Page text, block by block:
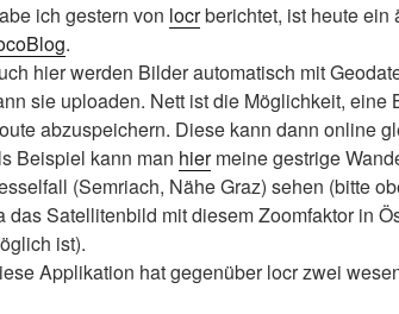
ich gestern von locrberichtet, ist heute ein
.
hier werden Bilder automatisch mit
sie uploaden. Nett ist die Möglichkeit, eine
abzuspeichern. Diese kann dann online
Beispiel kann man hiermeine gestrige
(Semriach, Nähe Graz) sehen (bitte
das Satellitenbild mit diesem Zoomfaktor in
ist).
Applikation hat gegenüber locr zwei